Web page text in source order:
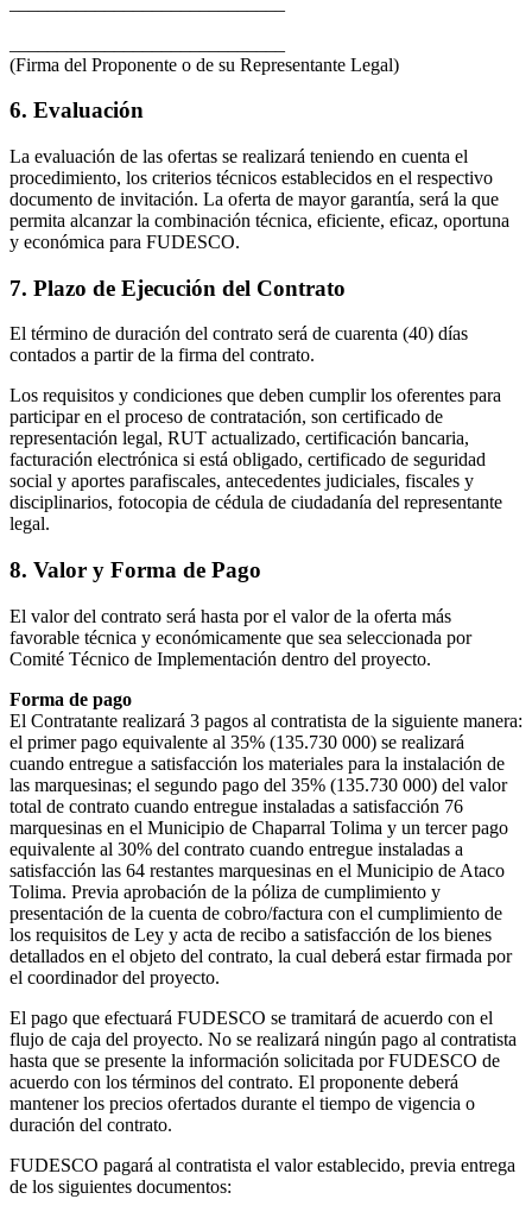
(Firma del Proponente o de su Representante Legal)
6. Evaluación
La evaluación de las ofertas se realizará teniendo en cuenta el
procedimiento, los criterios técnicos establecidos en el respectivo
documento de invitación. La oferta de mayor garantía, será la que
permita alcanzar la combinación técnica, eficiente, eficaz, oportuna
y económica para FUDESCO.
7. Plazo de Ejecución del Contrato
El término de duración del contrato será de cuarenta (40) días
contados a partir de la firma del contrato.
Los requisitos y condiciones que deben cumplir los oferentes para
participar en el proceso de contratación, son certificado de
representación legal, RUT actualizado, certificación bancaria,
facturación electrónica si está obligado, certificado de seguridad
social y aportes parafiscales, antecedentes judiciales, fiscales y
disciplinarios, fotocopia de cédula de ciudadanía del representante
legal.
8. Valor y Forma de Pago
El valor del contrato será hasta por el valor de la oferta más
favorable técnica y económicamente que sea seleccionada por
Comité Técnico de Implementación dentro del proyecto.
Forma de pago
El Contratante realizará 3 pagos al contratista de la siguiente manera:
el primer pago equivalente al 35% (135.730 000) se realizará
cuando entregue a satisfacción los materiales para la instalación de
las marquesinas; el segundo pago del 35% (135.730 000) del valor
total de contrato cuando entregue instaladas a satisfacción 76
marquesinas en el Municipio de Chaparral Tolima y un tercer pago
equivalente al 30% del contrato cuando entregue instaladas a
satisfacción las 64 restantes marquesinas en el Municipio de Ataco
Tolima. Previa aprobación de la póliza de cumplimiento y
presentación de la cuenta de cobro/factura con el cumplimiento de
los requisitos de Ley y acta de recibo a satisfacción de los bienes
detallados en el objeto del contrato, la cual deberá estar firmada por
el coordinador del proyecto.
El pago que efectuará FUDESCO se tramitará de acuerdo con el
flujo de caja del proyecto. No se realizará ningún pago al contratista
hasta que se presente la información solicitada por FUDESCO de
acuerdo con los términos del contrato. El proponente deberá
mantener los precios ofertados durante el tiempo de vigencia o
duración del contrato.
FUDESCO pagará al contratista el valor establecido, previa entrega
de los siguientes documentos: